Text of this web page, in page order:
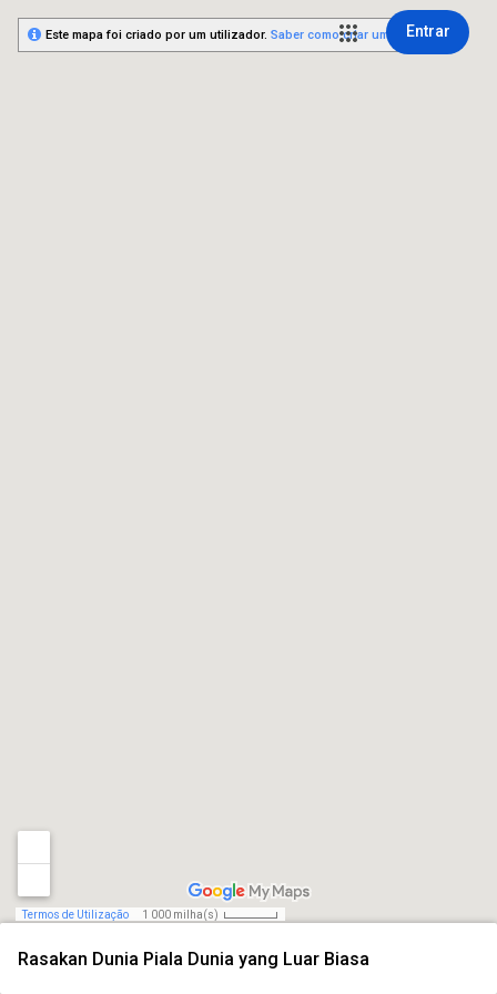
Entrar
Rasakan Dunia Piala Dunia yang Luar Biasa
Termos de Utilização 1 000 milha(s)
Este mapa foi criado por um utilizador. Saber como criar um mapa.